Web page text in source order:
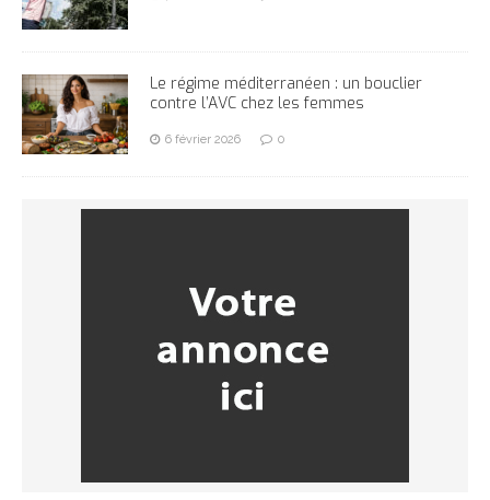
Le régime méditerranéen : un bouclier
contre l’AVC chez les femmes
6 février 2026 0